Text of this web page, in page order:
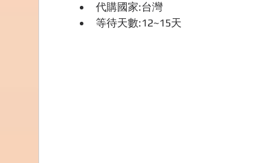
代購國家:台灣
等待天數:12~15天